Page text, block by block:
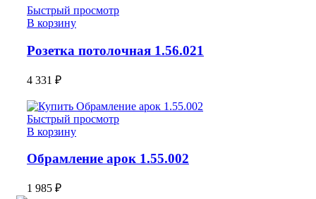
Быстрый просмотр
В корзину
Розетка потолочная 1.56.021
4 331 ₽
Быстрый просмотр
В корзину
Обрамление арок 1.55.002
1 985 ₽